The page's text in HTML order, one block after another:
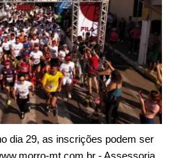
dia 29, as inscrições podem ser